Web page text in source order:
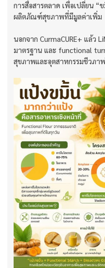
การสื่อสารตลาด เพื่อเปลี่ยน “
ผลิตภัณฑ์สุขภาพที่มีมูลค่าเพิ่ม
นอกจาก CurmaCURE+ แล้ว
มาตรฐาน และ functional
สุขภาพและอุตสาหกรรมชีวภา